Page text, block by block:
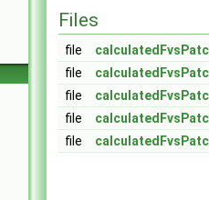
Files
file
file
file
file
file